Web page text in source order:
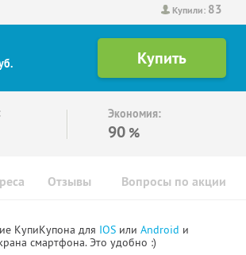
Купили: 83
Экономия:
90 %
Отзывы Вопросы по акции
КупиКупона для IOS или Android и
смартфона. Это удобно :)